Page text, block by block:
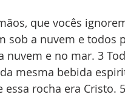
que vocês
sob a nuvem e todos
nuvem e no mar. 3
mesma bebida
essa rocha era Cristo.